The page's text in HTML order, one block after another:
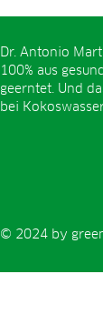
Dr. Antonio
100% aus
geerntet. Und
bei
© 2024 by